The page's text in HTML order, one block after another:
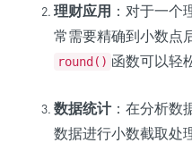
理财应用 ：对于一个
常需要精确到小数点
round() 函数可以轻
数据统计：在分析数
数据进行小数截取处